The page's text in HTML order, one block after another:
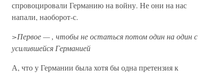
спровоцировали Германию на войну. Не они на нас
напали, наоборот-с.
>Первое — , чтобы не остаться потом один на один с
усилившейся Германией
А, что у Германии была хотя бы одна претензия к